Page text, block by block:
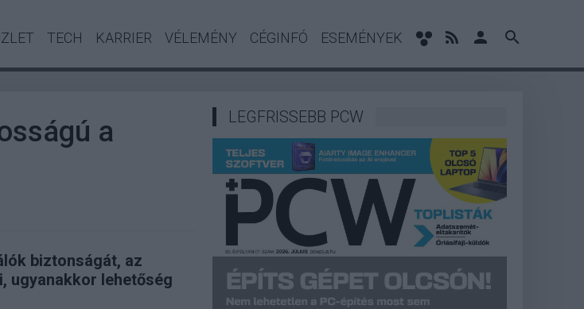
TECH KARRIER VÉLEMÉNY CÉGINFÓ ESEMÉNYEK
a
biztonságát, az
ugyanakkor lehetőség
LEGFRISSEBB PCW